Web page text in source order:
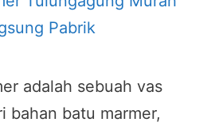
adalah sebuah vas
bahan batu marmer,